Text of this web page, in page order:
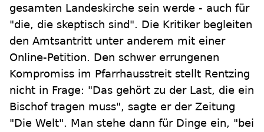
gesamten Landeskirche sein werde - auch für
"die, die skeptisch sind". Die Kritiker begleiten
den Amtsantritt unter anderem mit einer
Online-Petition. Den schwer errungenen
Kompromiss im Pfarrhausstreit stellt Rentzing
nicht in Frage: "Das gehört zu der Last, die ein
Bischof tragen muss", sagte er der Zeitung
"Die Welt". Man stehe dann für Dinge ein, "bei